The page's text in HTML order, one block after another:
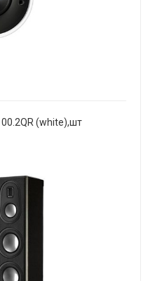
(white),шт